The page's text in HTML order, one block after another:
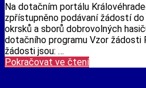
Na dotačním portálu
zpřístupněno podávaní žádostí
okrsků a sborů dobrovolných
dotačního programu Vzor žádosti
žádosti jsou: …
Pokračovat ve čtení